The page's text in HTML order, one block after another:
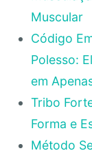
Muscular
Código
Polesso:
em
Tribo
Forma e
Método